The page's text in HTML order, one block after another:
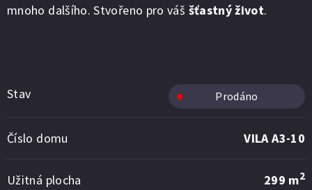
mnoho dalšího. Stvořeno pro váš šťastný život.
Stav Prodáno
Číslo domu VILA A3-10
Užitná plocha 299 m2